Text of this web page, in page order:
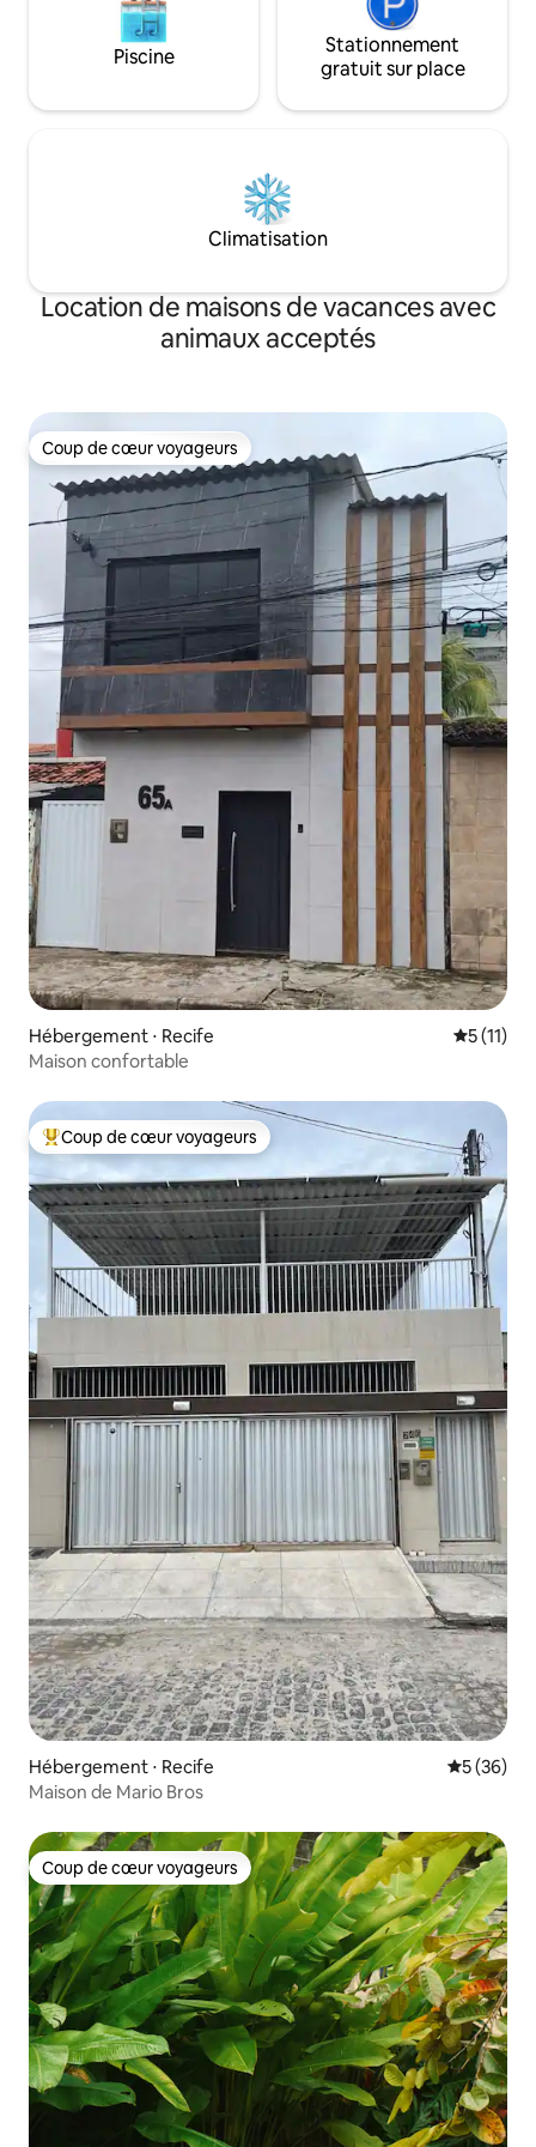
Piscine
Stationnement
gratuit sur place
Climatisation
Location de maisons de vacances avec
animaux acceptés
Coup de cœur voyageurs
Coup de cœur voyageurs
Hébergement ⋅ Recife
5 (11)
Maison confortable
Coups de cœur voyageurs les plus appréciés
Coup de cœur voyageurs
Hébergement ⋅ Recife
5 (36)
Maison de Mario Bros
Coup de cœur voyageurs
Coup de cœur voyageurs